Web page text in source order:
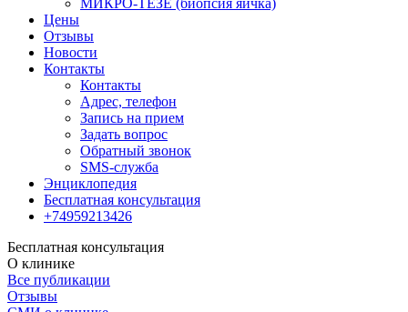
Цены
Отзывы
Новости
Контакты
Контакты
Адрес, телефон
Запись на прием
Задать вопрос
Обратный звонок
SMS-служба
Энциклопедия
Бесплатная консультация
+74959213426
Бесплатная консультация
О клинике
Все публикации
Отзывы